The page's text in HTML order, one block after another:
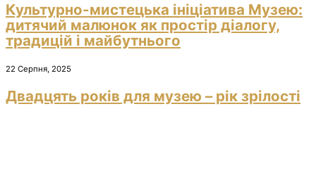
Культурно-мистецька ініціатива Музею:
дитячий малюнок як простір діалогу,
традицій і майбутнього
22 Серпня, 2025
Двадцять років для музею – рік зрілості